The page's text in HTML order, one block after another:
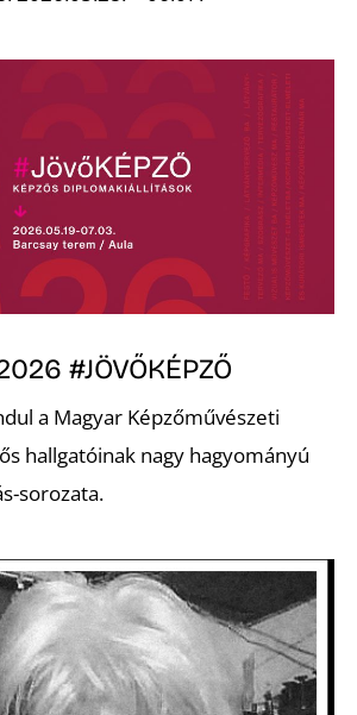
#JÖVŐKÉPZŐ
a Magyar Képzőművészeti
hallgatóinak nagy hagyományú
sorozata.